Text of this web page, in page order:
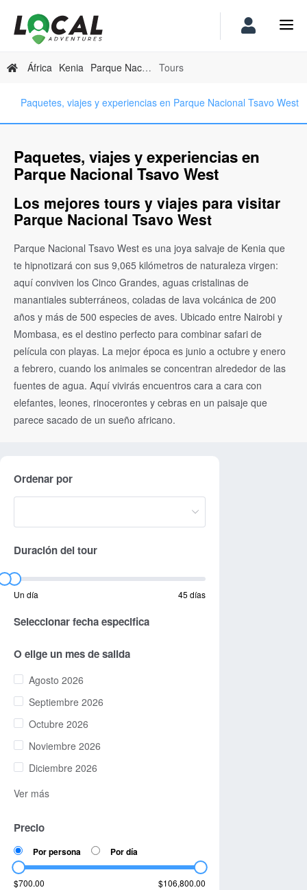
África Kenia Parque Nacional Tsavo West Tours
Paquetes, viajes y experiencias en Parque Nacional Tsavo West
Paquetes, viajes y experiencias en
Parque Nacional Tsavo West
Los mejores tours y viajes para visitar
Parque Nacional Tsavo West
Parque Nacional Tsavo West es una joya salvaje de Kenia que
te hipnotizará con sus 9,065 kilómetros de naturaleza virgen:
aquí conviven los Cinco Grandes, aguas cristalinas de
manantiales subterráneos, coladas de lava volcánica de 200
años y más de 500 especies de aves. Ubicado entre Nairobi y
Mombasa, es el destino perfecto para combinar safari de
película con playas. La mejor época es junio a octubre y enero
a febrero, cuando los animales se concentran alrededor de las
fuentes de agua. Aquí vivirás encuentros cara a cara con
elefantes, leones, rinocerontes y cebras en un paisaje que
parece sacado de un sueño africano.
Ordenar por
Duración del tour
Un día 45 días
Seleccionar fecha especifica
O elige un mes de salida
Agosto 2026
Septiembre 2026
Octubre 2026
Noviembre 2026
Diciembre 2026
Ver más
Precio
Por persona Por día
$700.00 $106,800.00